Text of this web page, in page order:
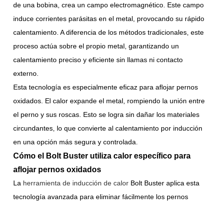
de una bobina, crea un campo electromagnético. Este campo
induce corrientes parásitas en el metal, provocando su rápido
calentamiento. A diferencia de los métodos tradicionales, este
proceso actúa sobre el propio metal, garantizando un
calentamiento preciso y eficiente sin llamas ni contacto
externo.
Esta tecnología es especialmente eficaz para aflojar pernos
oxidados. El calor expande el metal, rompiendo la unión entre
el perno y sus roscas. Esto se logra sin dañar los materiales
circundantes, lo que convierte al calentamiento por inducción
en una opción más segura y controlada.
Cómo el Bolt Buster utiliza calor específico para
aflojar pernos oxidados
La herramienta de inducción de calor Bolt Buster aplica esta
tecnología avanzada para eliminar fácilmente los pernos